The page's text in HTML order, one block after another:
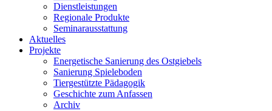
Dienstleistungen
Regionale Produkte
Seminarausstattung
Aktuelles
Projekte
Energetische Sanierung des Ostgiebels
Sanierung Spieleboden
Tiergestützte Pädagogik
Geschichte zum Anfassen
Archiv